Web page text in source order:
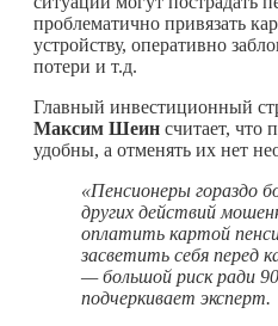
проблематично привязать
устройству, оперативно
потери и т.д.
Главный инвестиционный
Максим Шеин считает, что
удобны, а отменять их нет
«Пенсионеры гораздо
других действий
оплатить картой
засветить себя перед
— большой риск ради
подчеркивает эксперт.